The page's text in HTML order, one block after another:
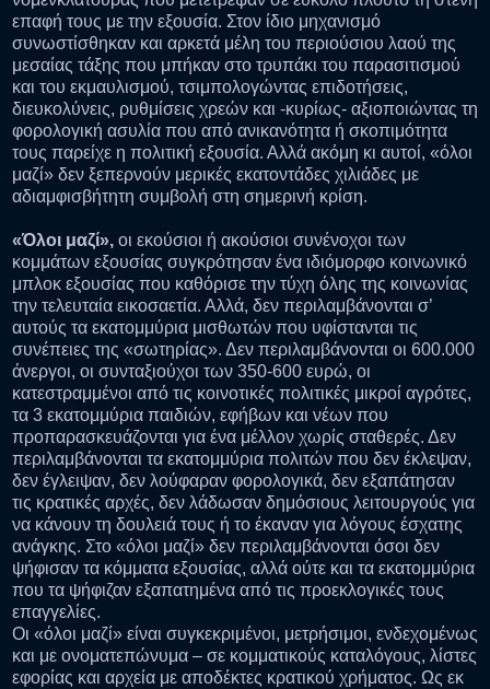
επαφή τους με την εξουσία. Στον ίδιο μηχανισμό
συνωστίσθηκαν και αρκετά μέλη του περιούσιου λαού της
μεσαίας τάξης που μπήκαν στο τρυπάκι του παρασιτισμού
και του εκμαυλισμού, τσιμπολογώντας επιδοτήσεις,
διευκολύνεις, ρυθμίσεις χρεών και -κυρίως- αξιοποιώντας τη
φορολογική ασυλία που από ανικανότητα ή σκοπιμότητα
τους παρείχε η πολιτική εξουσία. Αλλά ακόμη κι αυτοί, «όλοι
μαζί» δεν ξεπερνούν μερικές εκατοντάδες χιλιάδες με
αδιαμφισβήτητη συμβολή στη σημερινή κρίση.
«Όλοι μαζί», οι εκούσιοι ή ακούσιοι συνένοχοι των
κομμάτων εξουσίας συγκρότησαν ένα ιδιόμορφο κοινωνικό
μπλοκ εξουσίας που καθόρισε την τύχη όλης της κοινωνίας
την τελευταία εικοσαετία. Αλλά, δεν περιλαμβάνονται σ’
αυτούς τα εκατομμύρια μισθωτών που υφίστανται τις
συνέπειες της «σωτηρίας». Δεν περιλαμβάνονται οι 600.000
άνεργοι, οι συνταξιούχοι των 350-600 ευρώ, οι
κατεστραμμένοι από τις κοινοτικές πολιτικές μικροί αγρότες,
τα 3 εκατομμύρια παιδιών, εφήβων και νέων που
προπαρασκευάζονται για ένα μέλλον χωρίς σταθερές. Δεν
περιλαμβάνονται τα εκατομμύρια πολιτών που δεν έκλεψαν,
δεν έγλειψαν, δεν λούφαραν φορολογικά, δεν εξαπάτησαν
τις κρατικές αρχές, δεν λάδωσαν δημόσιους λειτουργούς για
να κάνουν τη δουλειά τους ή το έκαναν για λόγους έσχατης
ανάγκης. Στο «όλοι μαζί» δεν περιλαμβάνονται όσοι δεν
ψήφισαν τα κόμματα εξουσίας, αλλά ούτε και τα εκατομμύρια
που τα ψήφιζαν εξαπατημένα από τις προεκλογικές τους
επαγγελίες.
Οι «όλοι μαζί» είναι συγκεκριμένοι, μετρήσιμοι, ενδεχομένως
και με ονοματεπώνυμα – σε κομματικούς καταλόγους, λίστες
εφορίας και αρχεία με αποδέκτες κρατικού χρήματος. Ως εκ